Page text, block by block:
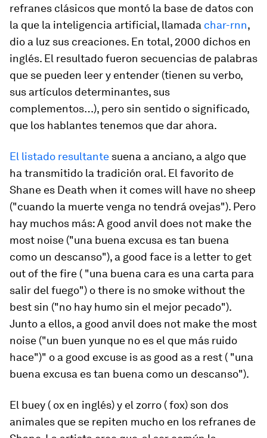
refranes clásicos que montó la base de datos con
la que la inteligencia artificial, llamada char-rnn,
dio a luz sus creaciones. En total, 2000 dichos en
inglés. El resultado fueron secuencias de palabras
que se pueden leer y entender (tienen su verbo,
sus artículos determinantes, sus
complementos…), pero sin sentido o significado,
que los hablantes tenemos que dar ahora.
El listado resultante suena a anciano, a algo que
ha transmitido la tradición oral. El favorito de
Shane es Death when it comes will have no sheep
("cuando la muerte venga no tendrá ovejas"). Pero
hay muchos más:A good anvil does not make the
most noise ("una buena excusa es tan buena
como un descanso"), a good face is a letter to get
out of the fire ( "una buena cara es una carta para
salir del fuego") othere is no smoke without the
best sin ("no hay humo sin el mejor pecado").
Junto a ellos, a good anvil does not make the most
noise ("un buen yunque no es el que más ruido
hace")" o a good excuse is as good as a rest ( "una
buena excusa es tan buena como un descanso").
El buey ( ox en inglés) y el zorro (fox) son dos
animales que se repiten mucho en los refranes de